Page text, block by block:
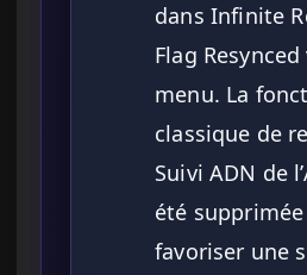
dans Infinite
Flag
menu. La
classique de
Suivi ADN de
été
favoriser une